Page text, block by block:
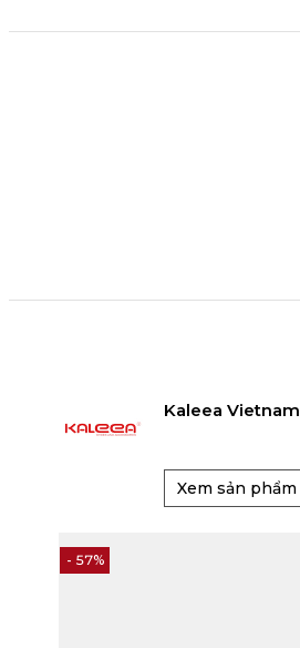
- 57%
Kaleea Vietnam
Xem sản phẩm